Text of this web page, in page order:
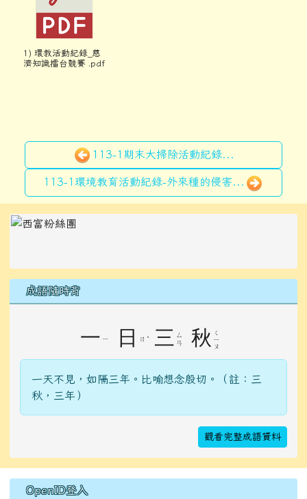
1) 環教活動紀錄_慈
濟知識擂台競賽 .pdf
113-1期末大掃除活動紀錄...
113-1環境教育活動紀錄-外來種的侵害...
左邊區域內容
成語隨時背
一 ㄧ 日 ㄖ ˋ 三
ㄙ
ㄢ
秋
ㄑ
ㄧ
ㄡ
一天不見，如隔三年。比喻想念殷切。（註：三
秋，三年）
觀看完整成語資料
右邊區域內容
OpenID登入